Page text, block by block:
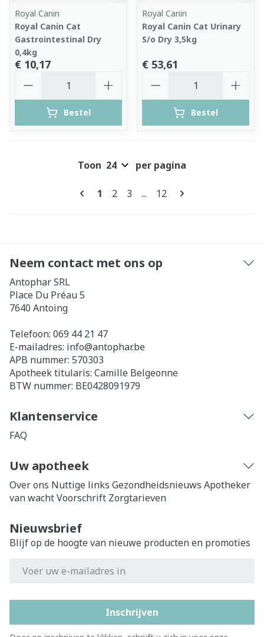
Royal Canin
Royal Canin Cat
Gastrointestinal Dry
0,4kg
€ 10,17
Bestel
Royal Canin
Royal Canin Cat Urinary
S/o Dry 3,5kg
€ 53,61
Bestel
Pagina's
U lees momenteel pagina
1 Pagina
2 Pagina
3 ... Pagina
12
Toon per pagina
Neem contact met ons op
Antophar SRL
Place Du Préau 5
7640 Antoing
Telefoon: 069 44 21 47
E-mailadres: info@antophar.be
APB nummer: 570303
Apotheek titularis: Camille Belgeonne
BTW nummer: BE0428091979
Klantenservice
FAQ
Uw apotheek
Over ons Nuttige links Gezondheidsnieuws Apotheker
van wachtVoorschrift Zorgtarieven
Nieuwsbrief
Blijf op de hoogte van nieuwe producten en promoties
Inschrijven